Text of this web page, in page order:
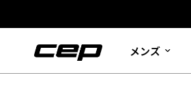
メンズ